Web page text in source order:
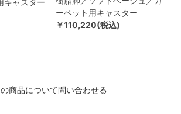
ーペット用キャスター
￥110,220(税込)
商品について問い合わせる